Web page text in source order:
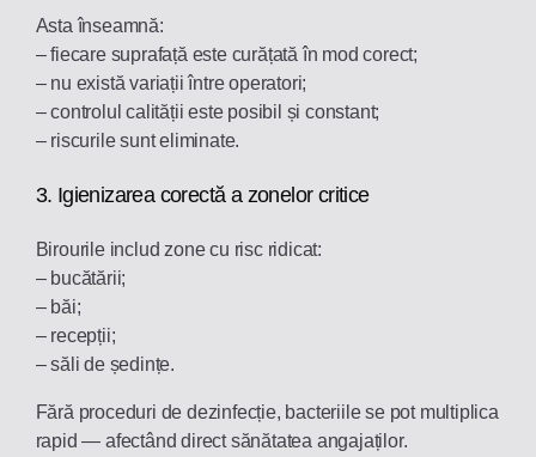
Asta înseamnă:
– fiecare suprafață este curățată în mod corect;
– nu există variații între operatori;
– controlul calității este posibil și constant;
– riscurile sunt eliminate.
3. Igienizarea corectă a zonelor critice
Birourile includ zone cu risc ridicat:
– bucătării;
– băi;
– recepții;
– săli de ședințe.
Fără proceduri de dezinfecție, bacteriile se pot multiplica
rapid — afectând direct sănătatea angajaților.